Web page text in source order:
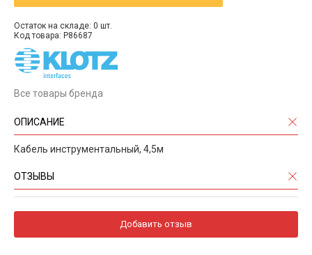
Остаток на складе: 0 шт.
Код товара: P86687
Все товары бренда
ОПИСАНИЕ
Кабель инструментальный, 4,5м
ОТЗЫВЫ
Добавить отзыв